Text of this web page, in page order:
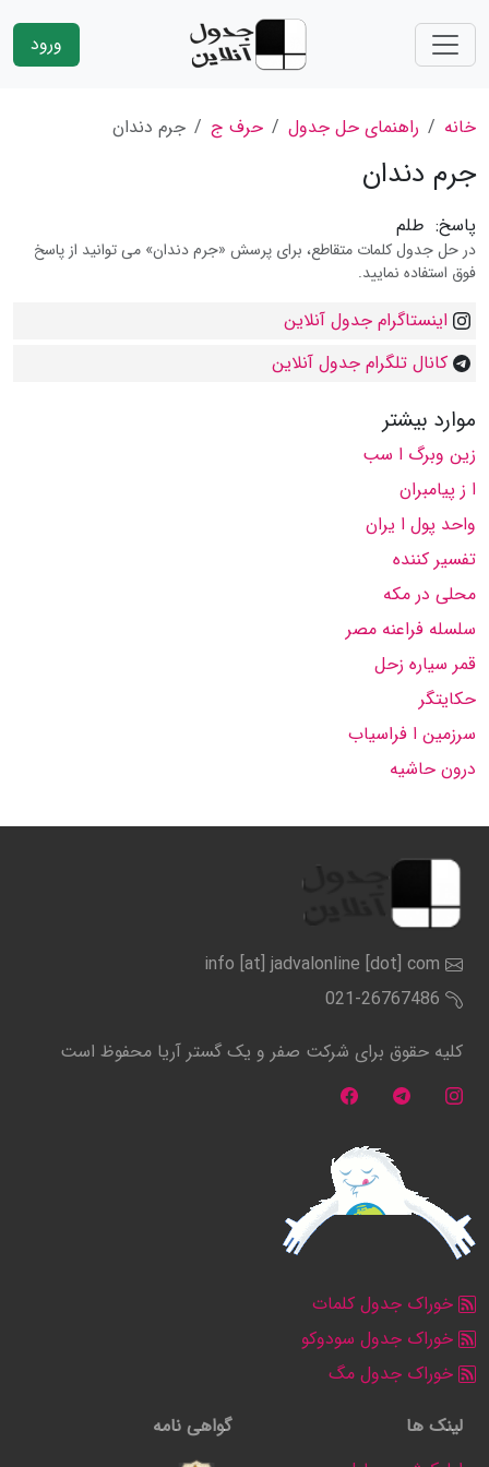
ورود
خانه راهنمای حل جدول حرف ج جرم دندان
جرم دندان
پاسخ: طلم
در حل جدول کلمات متقاطع، برای پرسش «جرم دندان» می توانید از پاسخ
فوق استفاده نمایید.
اینستاگرام جدول آنلاین
کانال تلگرام جدول آنلاین
موارد بیشتر
زین وبرگ ا سب
ا ز پیامبران
واحد پول ا یران
تفسیر كننده
محلی در مكه
سلسله فراعنه مصر
قمر سیاره زحل
حكایتگر
سرزمین ا فراسیاب
درون حاشیه
info [at] jadvalonline [dot] com
021-26767486
کلیه حقوق برای شرکت صفر و یک گستر آریا محفوظ است
خوراک جدول کلمات
خوراک جدول سودوکو
خوراک جدول مگ
لینک ها
گواهی نامه